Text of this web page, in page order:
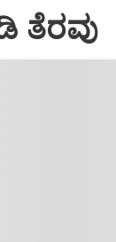
ತೆರವು